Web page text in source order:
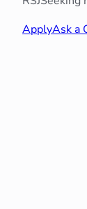
ApplyAsk a